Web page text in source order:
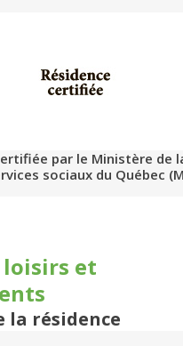
par le Ministère de
sociaux du Québec
loisirs et
la résidence